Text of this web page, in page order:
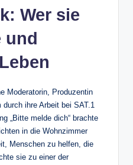
Wer sie
und
Moderatorin, Produzentin
ihre Arbeit bei SAT.1
„Bitte melde dich“ brachte
in die Wohnzimmer
Menschen zu helfen, die
sie zu einer der